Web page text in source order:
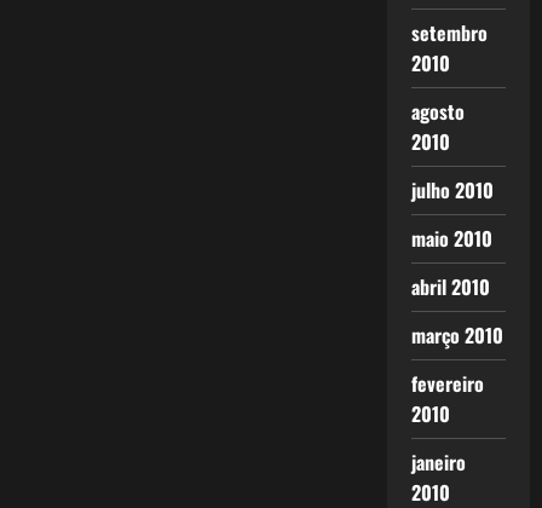
setembro
2010
agosto
2010
julho 2010
maio 2010
abril 2010
março 2010
fevereiro
2010
janeiro
2010